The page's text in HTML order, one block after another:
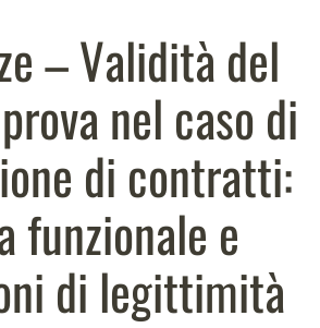
– Validità del
nel caso di
di contratti:
funzionale e
di legittimità